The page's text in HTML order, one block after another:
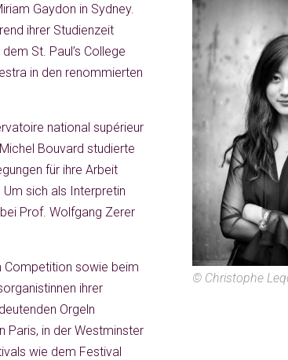
Gaydon in Sydney.
ihrer Studienzeit
St. Paul’s College
in den renommierten
national supérieur
Bouvard studierte
für ihre Arbeit
sich als Interpretin
Prof. Wolfgang Zerer
Competition sowie beim
ihrer
Orgeln
Paris, in der Westminster
wie dem Festival
© Christophe